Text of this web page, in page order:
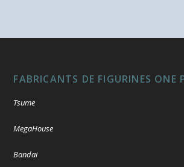
FABRICANTS DE FIGURINES ONE
Tsume
MegaHouse
Bandai